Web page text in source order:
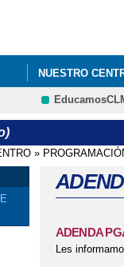
NUESTRO
LES
»
ADENDA
Les